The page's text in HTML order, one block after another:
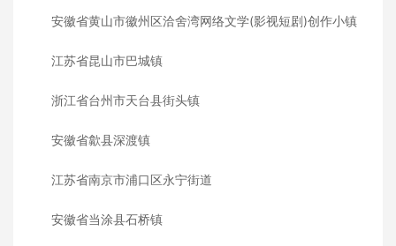
安徽省黄山市徽州区洽舍湾网络文学(影视短剧)创作小镇
江苏省昆山市巴城镇
浙江省台州市天台县街头镇
安徽省歙县深渡镇
江苏省南京市浦口区永宁街道
安徽省当涂县石桥镇